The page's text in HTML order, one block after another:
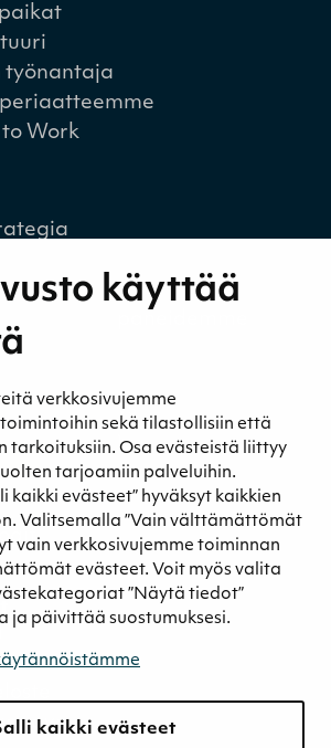
käyttää
verkkosivujemme
sekä tilastollisiin että
tarkoituksiin. Osa evästeistä liittyy
tarjoamiin palveluihin.
kaikki evästeet” hyväksyt kaikkien
Valitsemalla ”Vain välttämättömät
vain verkkosivujemme toiminnan
evästeet. Voit myös valita
”Näytä tiedot”
ja päivittää suostumuksesi.
kaikki evästeet
työnantaja
Work
kestävyys
johtaminen